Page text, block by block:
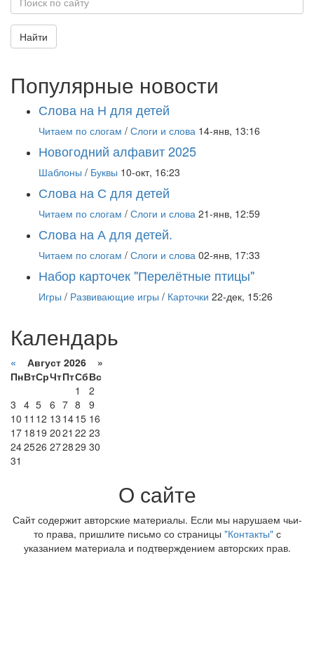
Найти
Популярные новости
Слова на Н для детей
Читаем по слогам / Слоги и слова 14-янв, 13:16
Новогодний алфавит 2025
Шаблоны / Буквы 10-окт, 16:23
Слова на С для детей
Читаем по слогам / Слоги и слова 21-янв, 12:59
Слова на А для детей.
Читаем по слогам / Слоги и слова 02-янв, 17:33
Набор карточек "Перелётные птицы"
Игры / Развивающие игры / Карточки 22-дек, 15:26
Календарь
« Август 2026 »
ПнВтСрЧтПтСбВс
1
2
3 4 5 6 7 8
9
10 11 12 13 1415 16
17 1819 2021 22 23
242526 272829 30
31
О сайте
Сайт содержит авторские материалы. Если мы нарушаем чьи-
то права, пришлите письмо со страницы "Контакты"с
указанием материала и подтверждением авторских прав.